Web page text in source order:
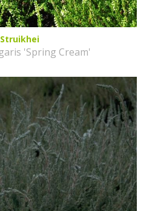
Struikhei
'Spring Cream'